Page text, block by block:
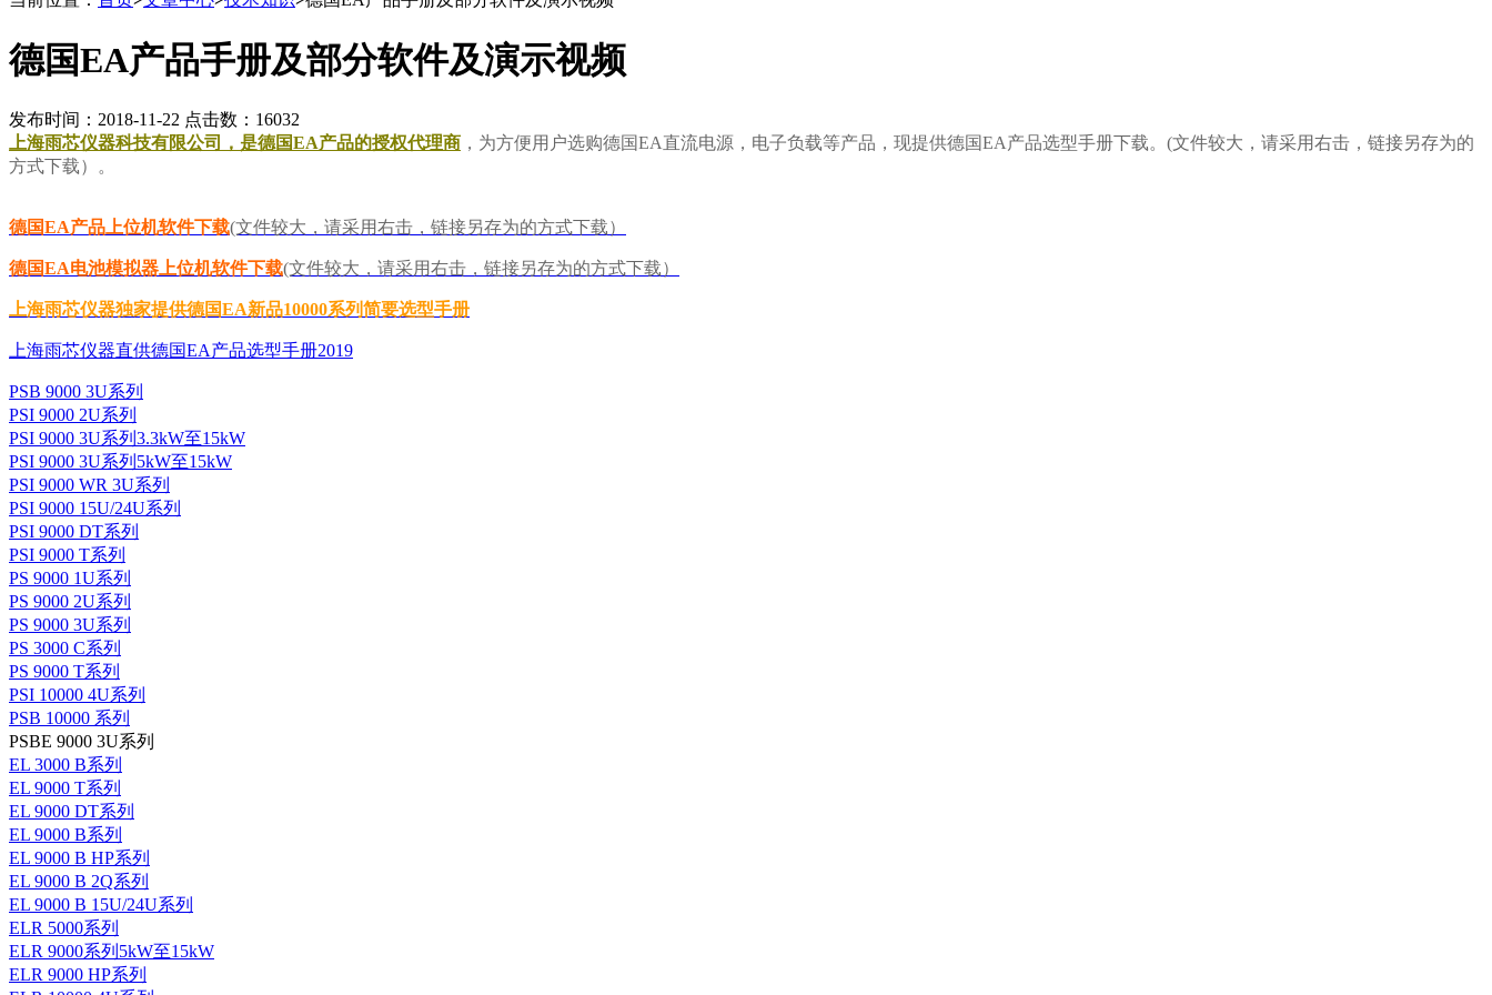
德国EA产品手册及部分软件及演示视频
发布时间：2018-11-22 点击数：16032
上海雨芯仪器科技有限公司，是德国EA产品的授权代理商 ，为方便用户选购德国EA直流电源，电子负载等产品，现提供德国EA产品选型手册下载。 (文件较大，请采用右击，链接另存为的
方式下载）。
德国EA产品上位机软件下载(文件较大，请采用右击，链接另存为的方式下载）
德国EA电池模拟器上位机软件下载(文件较大，请采用右击，链接另存为的方式下载）
上海雨芯仪器独家提供德国EA新品10000系列简要选型手册
上海雨芯仪器直供德国EA产品选型手册2019
PSB 9000 3U系列
PSI 9000 2U系列
PSI 9000 3U系列3.3kW至15kW
PSI 9000 3U系列5kW至15kW
PSI 9000 WR 3U系列
PSI 9000 15U/24U系列
PSI 9000 DT系列
PSI 9000 T系列
PS 9000 1U系列
PS 9000 2U系列
PS 9000 3U系列
PS 3000 C系列
PS 9000 T系列
PSI 10000 4U系列
PSB 10000 系列
PSBE 9000 3U系列
EL 3000 B系列
EL 9000 T系列
EL 9000 DT系列
EL 9000 B系列
EL 9000 B HP系列
EL 9000 B 2Q系列
EL 9000 B 15U/24U系列
ELR 5000系列
ELR 9000系列5kW至15kW
ELR 9000 HP系列